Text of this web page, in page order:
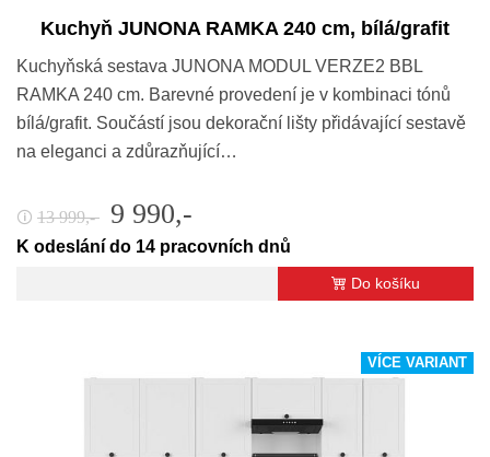
Kuchyň JUNONA RAMKA 240 cm, bílá/grafit
Kuchyňská sestava JUNONA MODUL VERZE2 BBL
RAMKA 240 cm. Barevné provedení je v kombinaci tónů
bílá/grafit. Součástí jsou dekorační lišty přidávající sestavě
na eleganci a zdůrazňující…
🛈 13 999,- 9 990,-
K odeslání do 14 pracovních dnů
Do košíku
VÍCE VARIANT